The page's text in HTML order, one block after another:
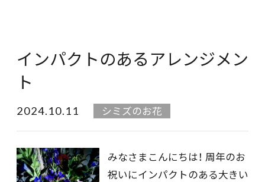
インパクトのあるアレンジメン
ト
2024.10.11 シミズのお花
みなさまこんにちは！ 周年のお
祝いにインパクトのある大きい